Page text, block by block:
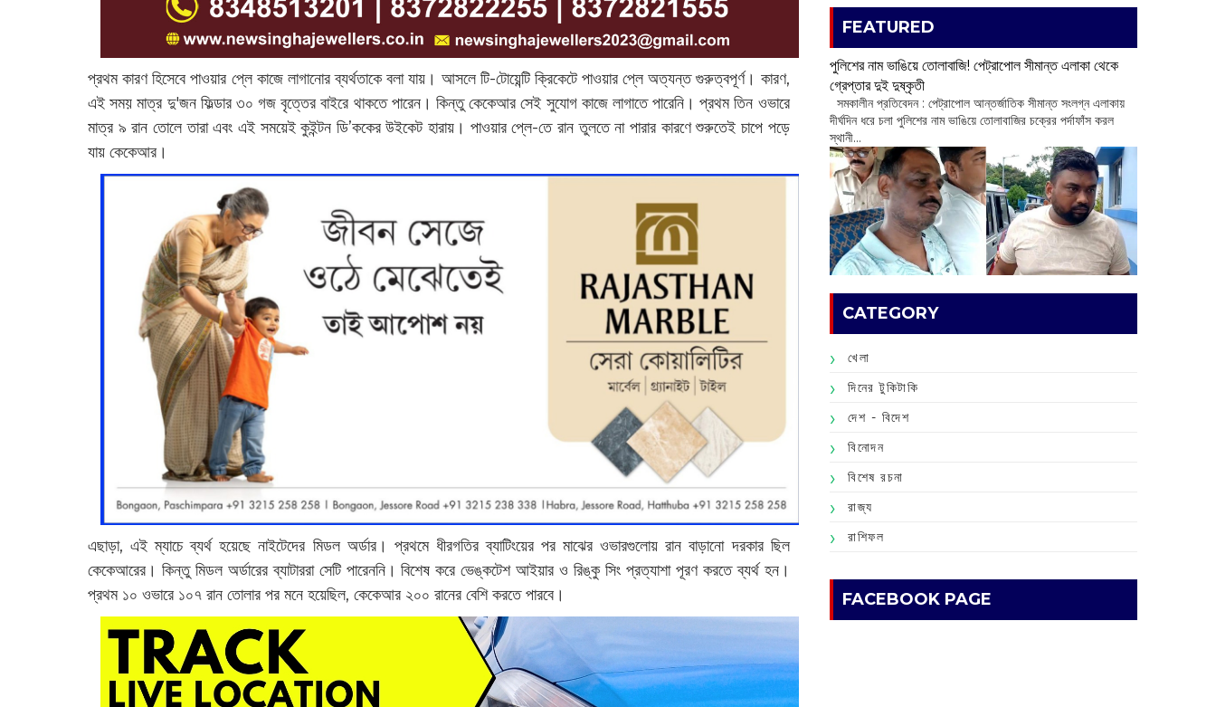
প্রথম কারণ হিসেবে পাওয়ার প্লে কাজে লাগানোর ব্যর্থতাকে বলা যায়। আসলে টি-টোয়েন্টি ক্রিকেটে পাওয়ার প্লে অত্যন্ত গুরুত্বপূর্ণ। কারণ,
এই সময় মাত্র দু'জন ফিল্ডার ৩০ গজ বৃত্তের বাইরে থাকতে পারেন। কিন্তু কেকেআর সেই সুযোগ কাজে লাগাতে পারেনি। প্রথম তিন ওভারে
মাত্র ৯ রান তোলে তারা এবং এই সময়েই কুইন্টন ডি’ককের উইকেট হারায়। পাওয়ার প্লে-তে রান তুলতে না পারার কারণে শুরুতেই চাপে পড়ে
যায় কেকেআর।
এছাড়া, এই ম্যাচে ব্যর্থ হয়েছে নাইটেদের মিডল অর্ডার। প্রথমে ধীরগতির ব্যাটিংয়ের পর মাঝের ওভারগুলোয় রান বাড়ানো দরকার ছিল
কেকেআরের। কিন্তু মিডল অর্ডারের ব্যাটাররা সেটি পারেননি। বিশেষ করে ভেঙ্কটেশ আইয়ার ও রিঙ্কু সিং প্রত্যাশা পূরণ করতে ব্যর্থ হন।
প্রথম ১০ ওভারে ১০৭ রান তোলার পর মনে হয়েছিল, কেকেআর ২০০ রানের বেশি করতে পারবে।
FEATURED
পুলিশের নাম ভাঙিয়ে তোলাবাজি! পেট্রাপোল সীমান্ত এলাকা থেকে
গ্রেপ্তার দুই দুষ্কৃতী
সমকালীন প্রতিবেদন : পেট্রাপোল আন্তর্জাতিক সীমান্ত সংলগ্ন এলাকায়
দীর্ঘদিন ধরে চলা পুলিশের নাম ভাঙিয়ে তোলাবাজির চক্রের পর্দাফাঁস করল
স্থানী...
CATEGORY
খেলা
দিনের টুকিটাকি
দেশ - বিদেশ
বিনোদন
বিশেষ রচনা
রাজ্য
রাশিফল
FACEBOOK PAGE